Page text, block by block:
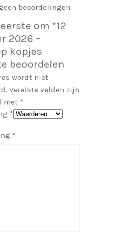
beoordelingen.
om “12
2026 –
kopjes
beoordelen
wordt niet
Vereiste velden zijn
met *
*
*